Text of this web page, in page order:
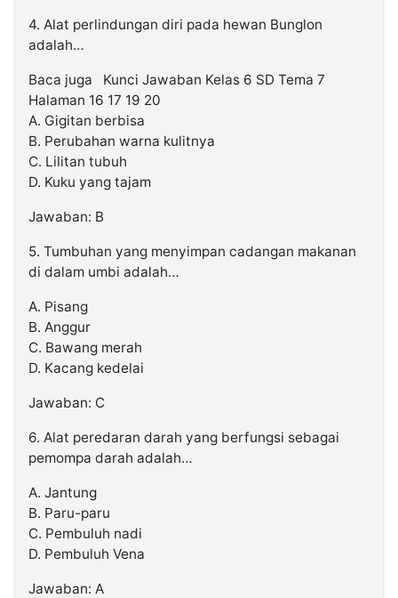
4. Alat perlindungan diri pada hewan Bunglon
adalah…
Baca juga
Kunci Jawaban Kelas 6 SD Tema 7
Halaman 16 17 19 20
A. Gigitan berbisa
B. Perubahan warna kulitnya
C. Lilitan tubuh
D. Kuku yang tajam
Jawaban: B
5. Tumbuhan yang menyimpan cadangan makanan
di dalam umbi adalah…
A. Pisang
B. Anggur
C. Bawang merah
D. Kacang kedelai
Jawaban: C
6. Alat peredaran darah yang berfungsi sebagai
pemompa darah adalah…
A. Jantung
B. Paru-paru
C. Pembuluh nadi
D. Pembuluh Vena
Jawaban: A